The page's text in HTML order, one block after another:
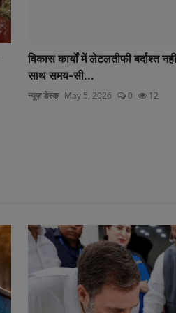
पेरिस में बिखरी मध्यप्रदेश के बाग
न्यूज़ डेस्क May 5, 2026